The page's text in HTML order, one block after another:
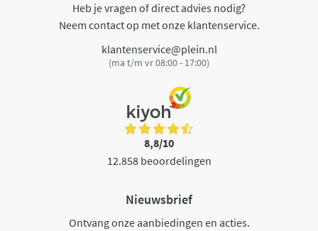
Heb je vragen of direct advies nodig?
Neem contact op met onze klantenservice.
klantenservice@plein.nl
(ma t/m vr 08:00 - 17:00)
8,8/10
12.858 beoordelingen
Nieuwsbrief
Ontvang onze aanbiedingen en acties.